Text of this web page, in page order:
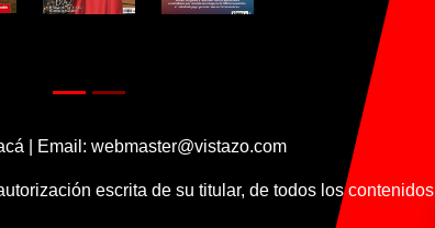
| Email: webmaster@vistazo.com
escrita de su titular, de todos los contenidos